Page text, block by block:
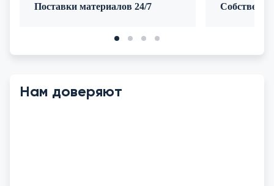
Поставки материалов 24/7
Нам доверяют